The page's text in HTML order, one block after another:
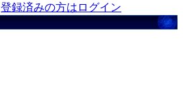
登録済みの方はログイン